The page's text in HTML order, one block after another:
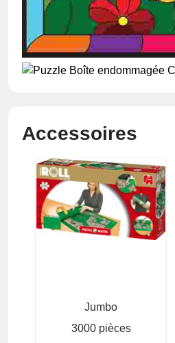
Accessoires
Jumbo
3000 pièces